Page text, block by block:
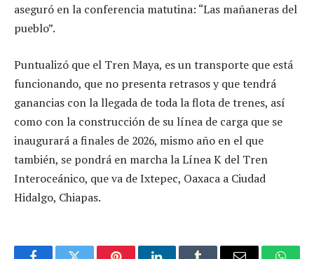
aseguró en la conferencia matutina: “Las mañaneras del
pueblo”.
Puntualizó que el Tren Maya, es un transporte que está
funcionando, que no presenta retrasos y que tendrá
ganancias con la llegada de toda la flota de trenes, así
como con la construcción de su línea de carga que se
inaugurará a finales de 2026, mismo año en el que
también, se pondrá en marcha la Línea K del Tren
Interoceánico, que va de Ixtepec, Oaxaca a Ciudad
Hidalgo, Chiapas.